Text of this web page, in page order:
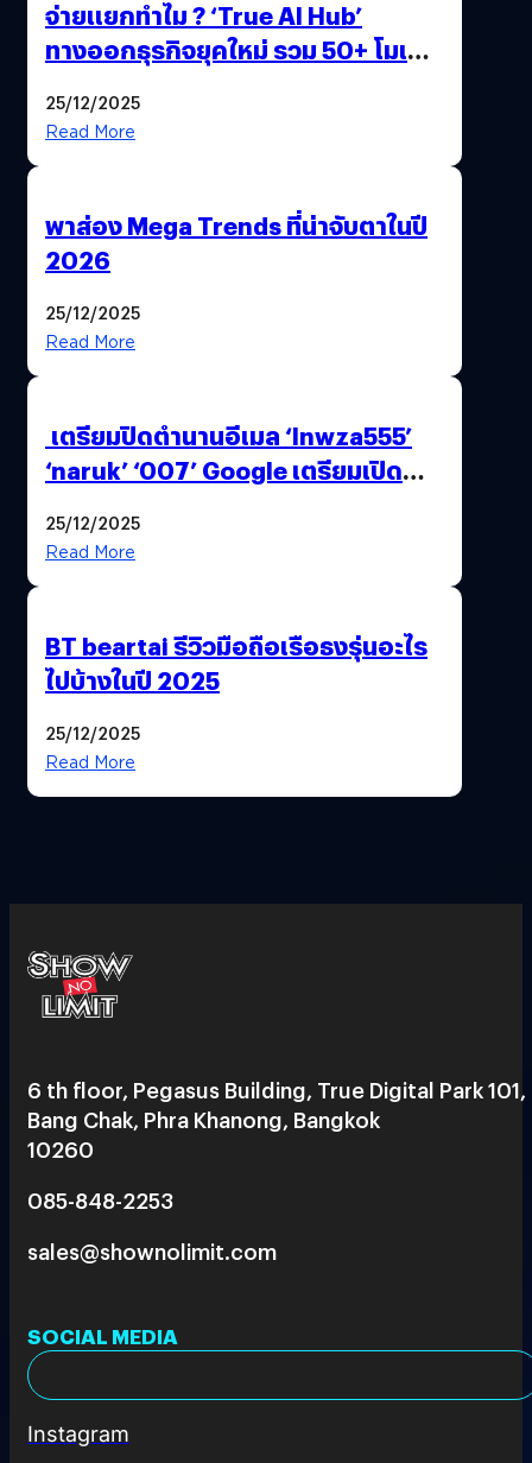
จ่ายแยกทำไม ? ‘True AI Hub’
ทางออกธุรกิจยุคใหม่ รวม 50+ โมเดล
25/12/2025
Read More
พาส่อง Mega Trends ที่น่าจับตาในปี
2026
25/12/2025
Read More
เตรียมปิดตำนานอีเมล ‘lnwza555’
‘naruk’ ‘007’ Google เตรียมเปิด
25/12/2025
Read More
BT beartai รีวิวมือถือเรือธงรุ่นอะไร
ไปบ้างในปี 2025
25/12/2025
Read More
6 th floor, Pegasus Building, True Digital Park 101,
Bang Chak, Phra Khanong, Bangkok
10260
085-848-2253
sales@shownolimit.com
SOCIAL MEDIA
Instagram